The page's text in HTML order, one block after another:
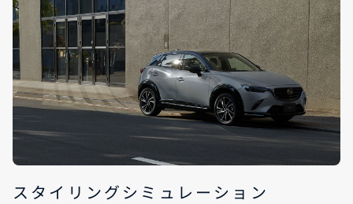
スタイリングシミュレーション